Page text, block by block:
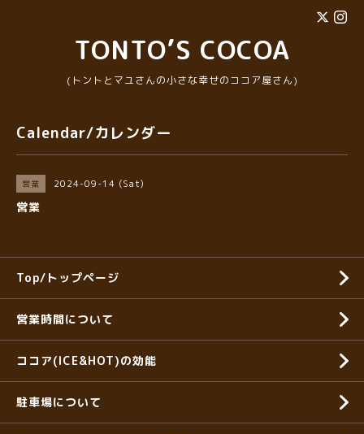
TONTO’S COCOA
(トントとマユさんの小さな幸せのココア屋さん)
Calendar/カレンダー
営業 2024-09-14 (Sat)
営業
Top/トップページ
営業時間について
ココア(ICE&HOT)の効能
駐車場について